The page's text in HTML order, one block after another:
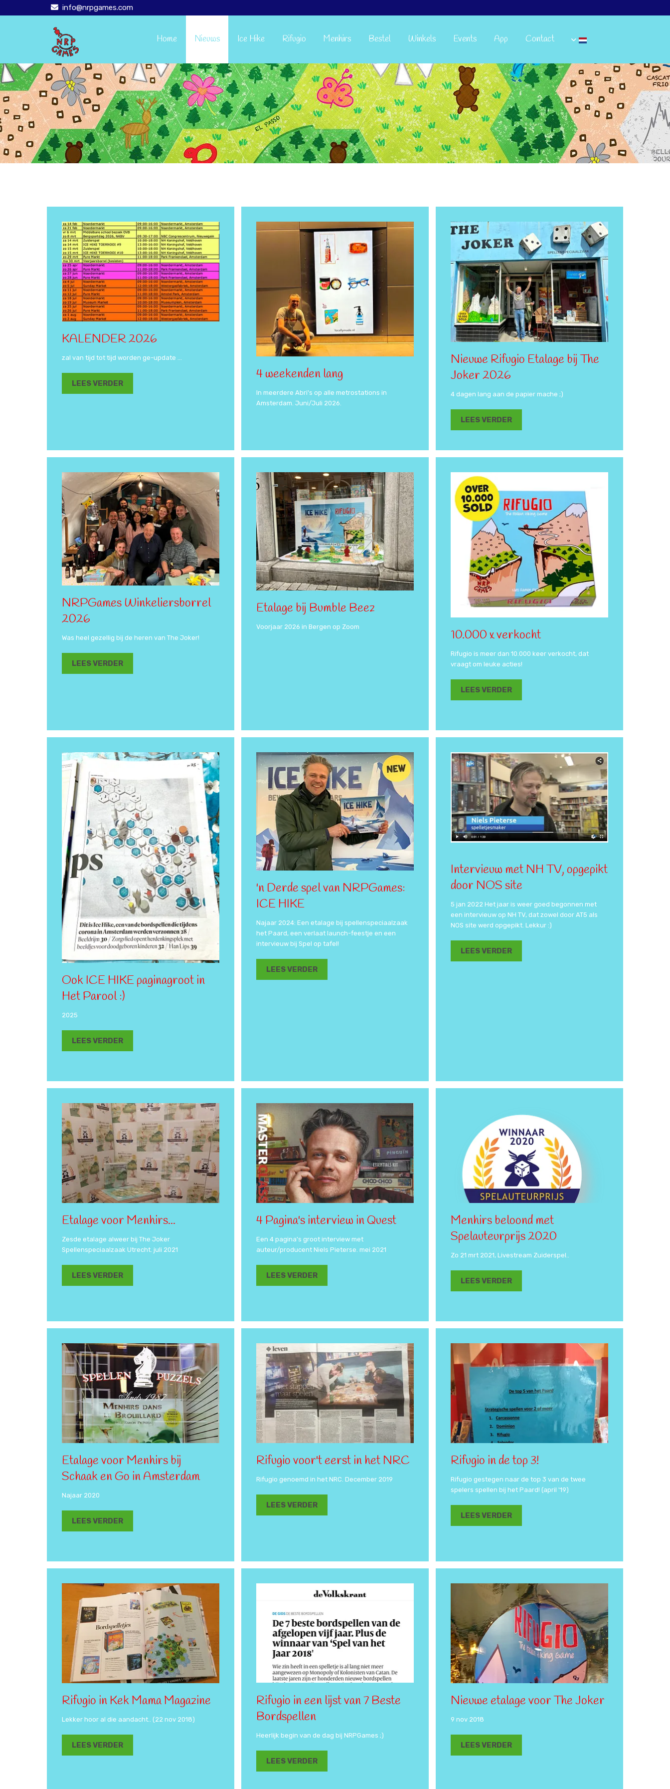
 info@nrpgames.com
Home Nieuws Ice Hike Rifugio Menhirs Bestel Winkels Events App Contact
KALENDER 2026
zal van tijd tot tijd worden ge-update ...
LEES VERDER
4 weekenden lang
In meerdere Abri's op alle metrostations in
Amsterdam. Juni/Juli 2026.
Nieuwe Rifugio Etalage bij The
Joker 2026
4 dagen lang aan de papier mache ;)
LEES VERDER
NRPGames Winkeliersborrel
2026
Was heel gezellig bij de heren van The Joker!
LEES VERDER
Etalage bij Bumble Beez
Voorjaar 2026 in Bergen op Zoom
10.000 x verkocht
Rifugio is meer dan 10.000 keer verkocht, dat
vraagt om leuke acties!
LEES VERDER
Ook ICE HIKE paginagroot in
Het Parool :)
2025
LEES VERDER
'n Derde spel van NRPGames:
ICE HIKE
Najaar 2024: Een etalage bij spellenspeciaalzaak
het Paard, een verlaat launch-feestje en een
intervieuw bij Spel op tafel!
LEES VERDER
Intervieuw met NH TV, opgepikt
door NOS site
5 jan 2022 Het jaar is weer goed begonnen met
een intervieuw op NH TV, dat zowel door AT5 als
NOS site werd opgepikt. Lekkur :)
LEES VERDER
Etalage voor Menhirs...
Zesde etalage alweer bij The Joker
Spellenspeciaalzaak Utrecht. juli 2021
LEES VERDER
4 Pagina's interview in Quest
Een 4 pagina's groot interview met
auteur/producent Niels Pieterse. mei 2021
LEES VERDER
Menhirs beloond met
Spelauteurprijs 2020
Zo 21 mrt 2021, Livestream Zuiderspel..
LEES VERDER
Etalage voor Menhirs bij
Schaak en Go in Amsterdam
Najaar 2020
LEES VERDER
Rifugio voor't eerst in het NRC
Rifugio genoemd in het NRC. December 2019
LEES VERDER
Rifugio in de top 3!
Rifugio gestegen naar de top 3 van de twee
spelers spellen bij het Paard! (april '19)
LEES VERDER
Rifugio in Kek Mama Magazine
Lekker hoor al die aandacht.. (22 nov 2018)
LEES VERDER
Rifugio in een lijst van 7 Beste
Bordspellen
Heerlijk begin van de dag bij NRPGames ;)
LEES VERDER
Nieuwe etalage voor The Joker
9 nov 2018
LEES VERDER